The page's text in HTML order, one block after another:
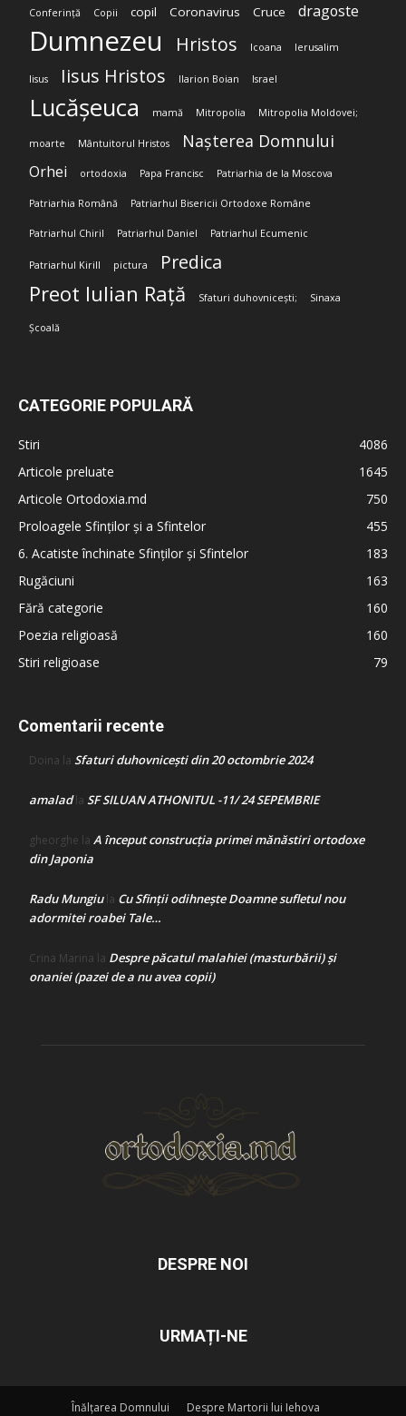
Conferință Copii copil Coronavirus Cruce dragoste
Dumnezeu Hristos Icoana Ierusalim
Iisus Iisus Hristos Ilarion Boian Israel
Lucășeuca mamă Mitropolia Mitropolia Moldovei;
moarte Mântuitorul Hristos Nașterea Domnului
Orhei ortodoxia Papa Francisc Patriarhia de la Moscova
Patriarhia Română Patriarhul Bisericii Ortodoxe Române
Patriarhul Chiril Patriarhul Daniel Patriarhul Ecumenic
Patriarhul Kirill pictura Predica
Preot Iulian Rață Sfaturi duhovnicești; Sinaxa
Școală
CATEGORIE POPULARĂ
Stiri
4086
Articole preluate
1645
Articole Ortodoxia.md
750
Proloagele Sfinților și a Sfintelor
455
6. Acatiste închinate Sfinților și Sfintelor
183
Rugăciuni
163
Fără categorie
160
Poezia religioasă
160
Stiri religioase
79
Comentarii recente
Doina la Sfaturi duhovnicești din 20 octombrie 2024
amaladla SF SILUAN ATHONITUL -11/ 24 SEPEMBRIE
gheorghe la A început construcţia primei mănăstiri ortodoxe
din Japonia
Radu Mungiula Cu Sfinții odihnește Doamne sufletul nou
adormitei roabei Tale…
Crina Marina la Despre păcatul malahiei (masturbării) şi
onaniei (pazei de a nu avea copii)
DESPRE NOI
URMAȚI-NE
Înălțarea Domnului Despre Martorii lui Iehova